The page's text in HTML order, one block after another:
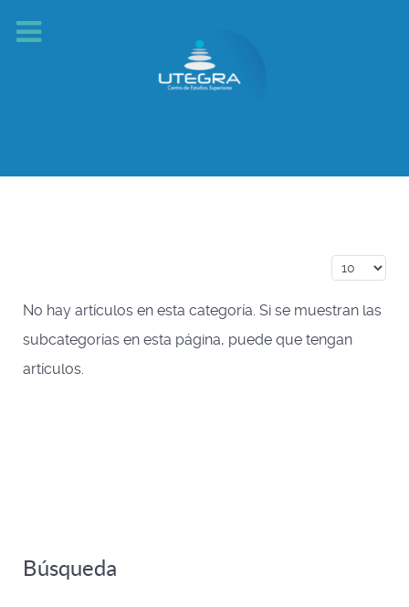
Cantidad
No hay artículos en esta categoría. Si se muestran las
subcategorías en esta página, puede que tengan
artículos.
Búsqueda